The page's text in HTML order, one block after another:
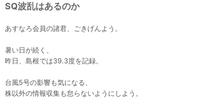
SQ波乱はあるのか
あすなろ会員の諸君、ごきげんよう。
暑い日が続く、
昨日、島根では39.3度を記録。
台風5号の影響も気になる、
株以外の情報収集も怠らないようにしよう。